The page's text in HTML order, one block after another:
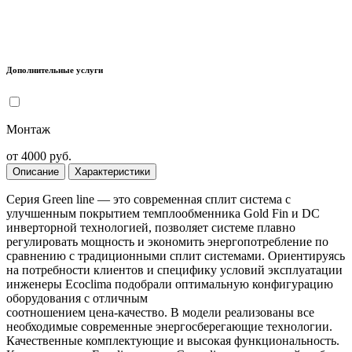
Дополнительные услуги
Монтаж
от 4000 руб.
Описание Характеристики
Серия Green line — это современная сплит система с
улучшенным покрытием темплообменника Gold Fin и DC
инверторной технологией, позволяет системе плавно
регулировать мощность и экономить энергопотребление по
сравнению с традиционными сплит системами. Ориентируясь
на потребности клиентов и специфику условий эксплуатации
инженеры Ecoclima подобрали оптимальную конфигурацию
оборудования с отличным
соотношением цена-качество. В модели реализованы все
необходимые современные энергосберегающие технологии.
Качественные комплектующие и высокая функциональность.